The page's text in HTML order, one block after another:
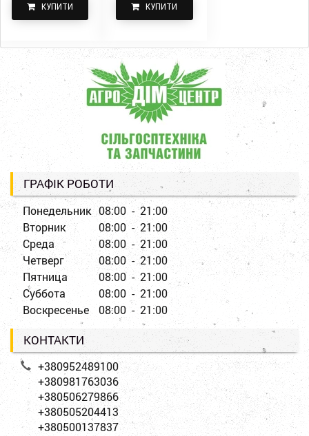
КУПИТИ КУПИТИ
ГРАФІК РОБОТИ
Понедельник 08:00 - 21:00
Вторник
08:00 - 21:00
Среда
08:00 - 21:00
Четверг
08:00 - 21:00
Пятница
08:00 - 21:00
Суббота
08:00 - 21:00
Воскресенье
08:00 - 21:00
КОНТАКТИ
+380952489100
+380981763036
+380506279866
+380505204413
+380500137837